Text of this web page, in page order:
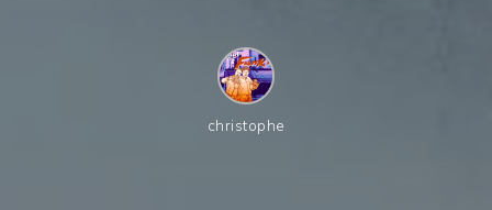
christophe